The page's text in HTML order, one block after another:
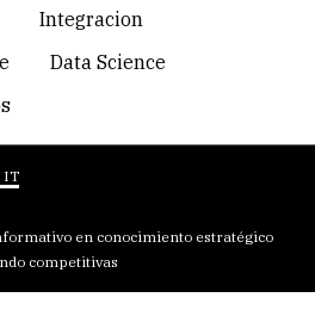
Integracion
Data Science
IT
en conocimiento estratégico
competitivas